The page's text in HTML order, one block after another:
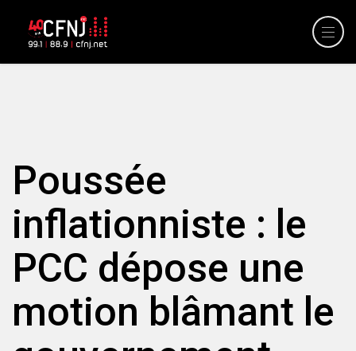
Poussée
inflationniste : le
PCC dépose une
motion blâmant le